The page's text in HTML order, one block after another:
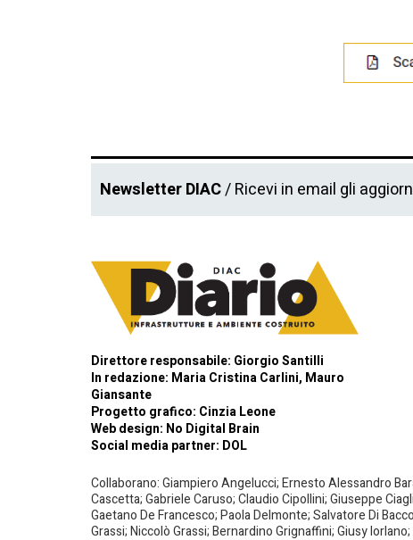
Newsletter DIAC/ Ricevi in email gli
Direttore responsabile: Giorgio Santilli
In redazione: Maria Cristina Carlini, Mauro
Giansante
Progetto grafico: Cinzia Leone
Web design: No Digital Brain
Social media partner: DOL
Collaborano: Giampiero Angelucci; Ernesto Alessandro
Cascetta; Gabriele Caruso; Claudio Cipollini; Giuseppe
Gaetano De Francesco; Paola Delmonte; Salvatore Di
Grassi; Niccolò Grassi; Bernardino Grignaffini; Giusy